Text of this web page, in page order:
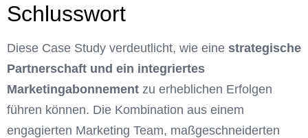
Schlusswort
Diese Case Study verdeutlicht, wie eine strategische
Partnerschaft und ein integriertes
Marketingabonnement zu erheblichen Erfolgen
führen können. Die Kombination aus einem
engagierten Marketing Team, maßgeschneiderten